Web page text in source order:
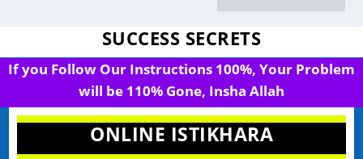
SUCCESS SECRETS
If you Follow Our Instructions 100%, Your Problem
will be 110% Gone, Insha Allah
ONLINE ISTIKHARA